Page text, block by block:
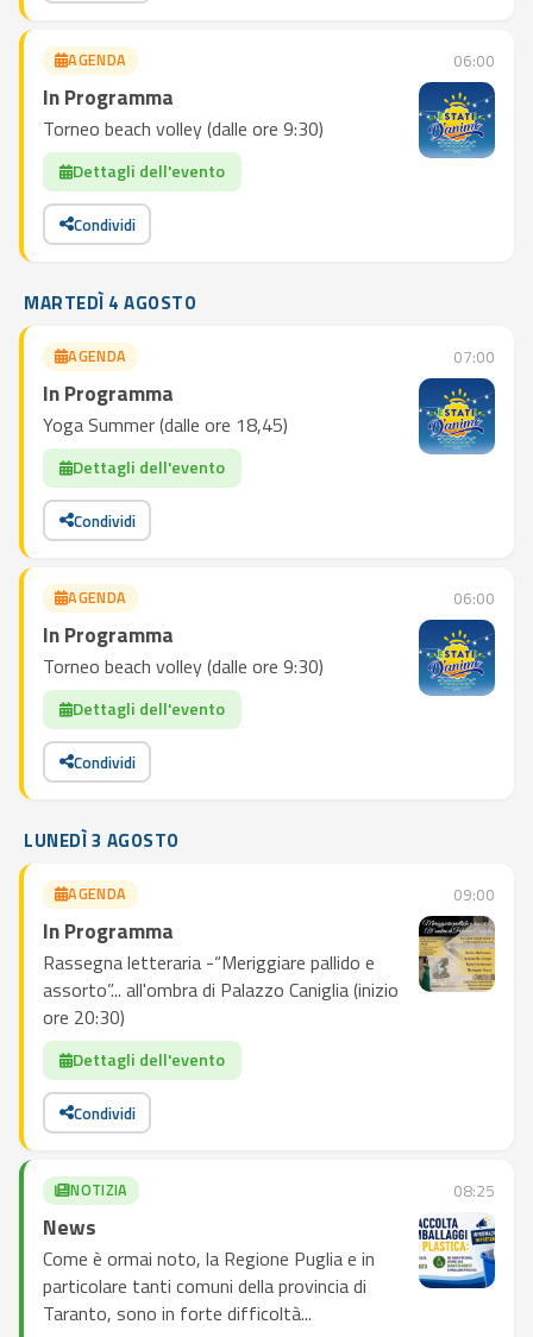
AGENDA 06:00
In Programma
Torneo beach volley (dalle ore 9:30)
Dettagli dell'evento
Condividi
MARTEDÌ 4 AGOSTO
AGENDA 07:00
In Programma
Yoga Summer (dalle ore 18,45)
Dettagli dell'evento
Condividi
AGENDA 06:00
In Programma
Torneo beach volley (dalle ore 9:30)
Dettagli dell'evento
Condividi
LUNEDÌ 3 AGOSTO
AGENDA 09:00
In Programma
Rassegna letteraria -“Meriggiare pallido e
assorto”... all'ombra di Palazzo Caniglia (inizio
ore 20:30)
Dettagli dell'evento
Condividi
NOTIZIA 08:25
News
Come è ormai noto, la Regione Puglia e in
particolare tanti comuni della provincia di
Taranto, sono in forte difficoltà...